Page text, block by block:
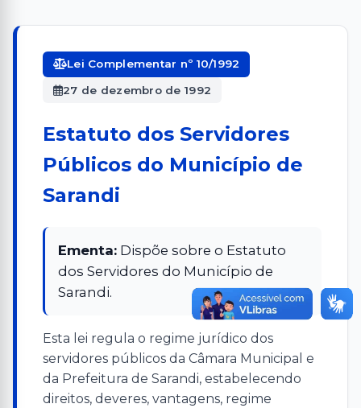
Lei Complementar nº 10/1992
27 de dezembro de 1992
Estatuto dos Servidores
Públicos do Município de
Sarandi
Ementa: Dispõe sobre o Estatuto
dos Servidores do Município de
Sarandi.
Esta lei regula o regime jurídico dos
servidores públicos da Câmara Municipal e
da Prefeitura de Sarandi, estabelecendo
direitos, deveres, vantagens, regime